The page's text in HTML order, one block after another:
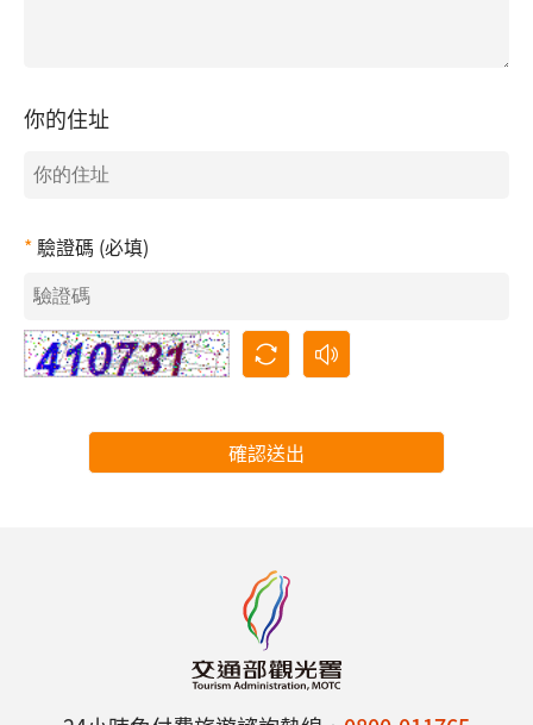
你的住址
驗證碼 (必填)
確認送出